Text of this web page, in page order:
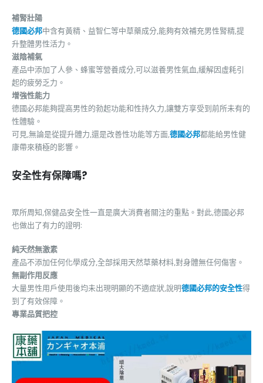
補腎壯陽
德國必邦中含有黃精、益智仁等中草藥成分,能夠有效補充男性腎精,提
升整體男性活力。
滋陰補氣
產品中添加了人參、蜂蜜等營養成分,可以滋養男性氣血,緩解因虛耗引
起的疲勞乏力。
增強性能力
德國必邦能夠提高男性的勃起功能和性持久力,讓雙方享受到前所未有的
性體驗。
可見,無論是從提升體力,還是改善性功能等方面,德國必邦都能給男性健
康帶來積極的影響。
安全性有保障嗎?
眾所周知,保健品安全性一直是廣大消費者關注的重點。對此,德國必邦
也做出了有力的證明:
純天然無激素
產品不添加任何化學成分,全部採用天然草藥材料,對身體無任何傷害。
無副作用反應
大量男性用戶使用後均未出現明顯的不適症狀,說明德國必邦的安全性得
到了有效保障。
專業品質把控